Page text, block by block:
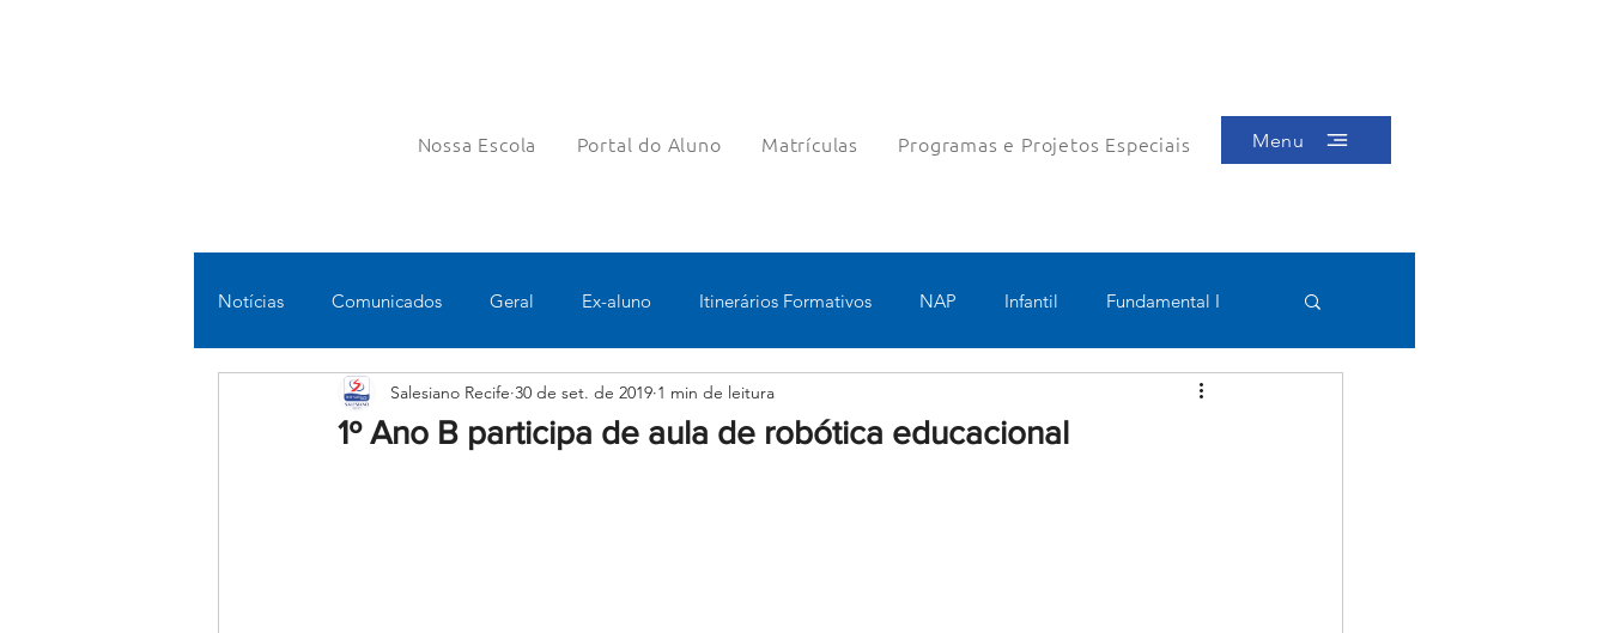
Nossa Escola Portal do Aluno Matrículas Programas e Projetos Especiais Menu
Notícias Comunicados Geral Ex-aluno Itinerários Formativos NAP Infantil Fundamental I
Fundamental II Ensino Médio Pastoral Esportes
1º Ano B participa de aula de robótica educacional
Salesiano Recife 30 de set. de 2019 1 min de leitura